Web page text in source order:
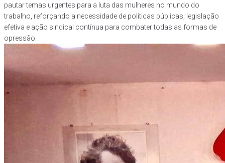
pautar temas urgentes para a luta das mulheres no mundo do
trabalho, reforçando a necessidade de políticas públicas, legislação
efetiva e ação sindical contínua para combater todas as formas de
opressão.